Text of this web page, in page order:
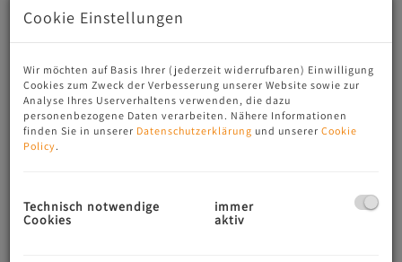
Beschreibung
Staatsgrenze auf österreichischer Seite, nur wenige
Minuten von Passau entfernt.
Cookie Einstellungen
Wir möchten auf Basis Ihrer (jederzeit widerrufbaren) Einwilligung
Cookies zum Zweck der Verbesserung unserer Website sowie zur
Analyse Ihres Userverhaltens verwenden, die dazu
personenbezogene Daten verarbeiten. Nähere Informationen
finden Sie in unserer Datenschutzerklärung und unserer Cookie
Policy.
Technisch notwendige
Cookies
immer
aktiv